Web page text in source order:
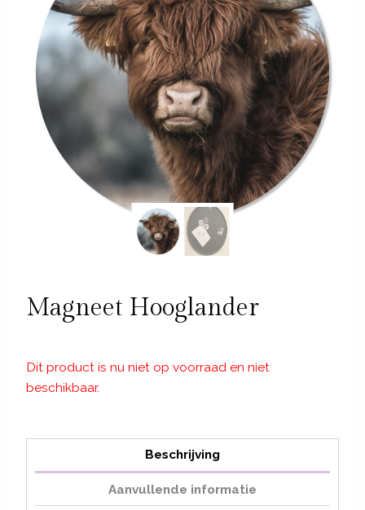
Magneet Hooglander
Dit product is nu niet op voorraad en niet
beschikbaar.
Beschrijving
Aanvullende informatie